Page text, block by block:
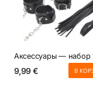
Аксессуары — набор
9,99€ В